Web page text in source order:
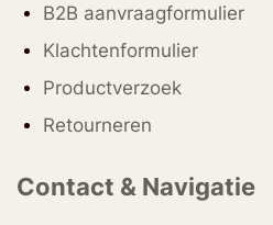
B2B aanvraagformulier
Klachtenformulier
Productverzoek
Retourneren
Contact & Navigatie